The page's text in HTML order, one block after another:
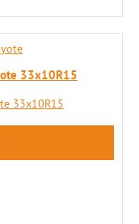
33x10R15
33x10R15